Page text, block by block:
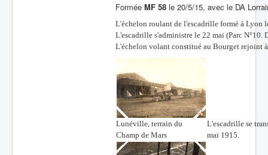
Formée MF 58 le 20/5/15, avec le DA
L'échelon roulant de l'escadrille formé à Lyon
L'escadrille s'administre le 22 mai (Parc N°10.
L'échelon volant constitué au Bourget rejoint
Lunéville, terrain du
Champ de Mars
L'escadrille se
mai 1915.